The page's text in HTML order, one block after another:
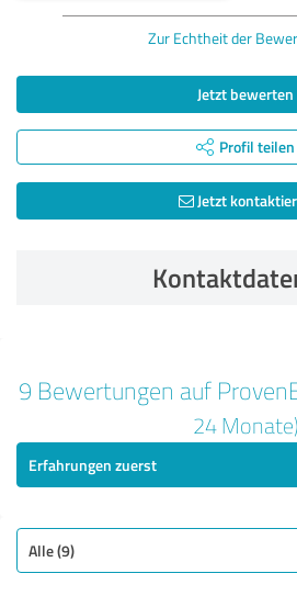
Zur Echtheit der
Jetzt bewerten
Profil teilen
Jetzt
SEHR GUT
Nutzen
Leistungen
9 Bewertungen auf
24 Monate)
Erfahrungen zuerst
Alle (9)